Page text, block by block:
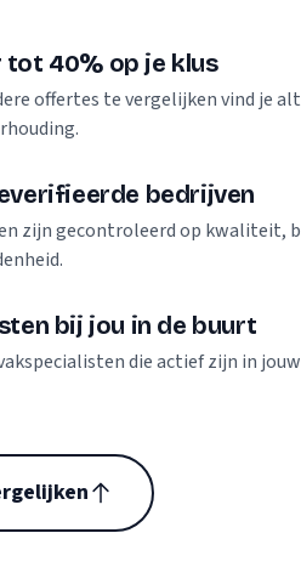
tot 40% op je klus
offertes te vergelijken vind je
bedrijven
zijn gecontroleerd op kwaliteit,
bij jou in de buurt
die actief zijn in